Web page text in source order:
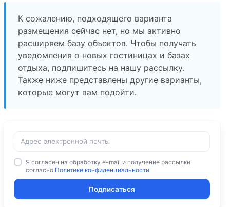
К сожалению, подходящего варианта
размещения сейчас нет, но мы активно
расширяем базу объектов. Чтобы получать
уведомления о новых гостиницах и базах
отдыха, подпишитесь на нашу рассылку.
Также ниже представлены другие варианты,
которые могут вам подойти.
Я согласен на обработку e-mail и получение рассылки
согласно Политике конфиденциальности
Подписаться